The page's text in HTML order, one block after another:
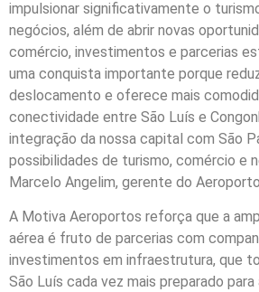
impulsionar significativamente o
negócios, além de abrir novas
comércio, investimentos e parcerias
uma conquista importante porque
deslocamento e oferece mais
conectividade entre São Luís e
integração da nossa capital com São
possibilidades de turismo, comércio e
Marcelo Angelim, gerente do
A Motiva Aeroportos reforça que a
aérea é fruto de parcerias com
investimentos em infraestrutura, que
São Luís cada vez mais preparado